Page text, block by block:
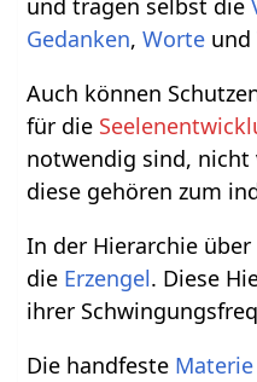
und tragen selbst die
Gedanken,Worte und
Auch können
für die
notwendig sind, nicht
diese gehören zum
In der Hierarchie
die Erzengel. Diese
ihrer
Die handfeste Materie